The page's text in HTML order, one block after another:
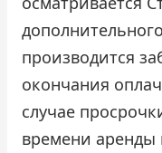
производится
окончания
случае
времени аренды